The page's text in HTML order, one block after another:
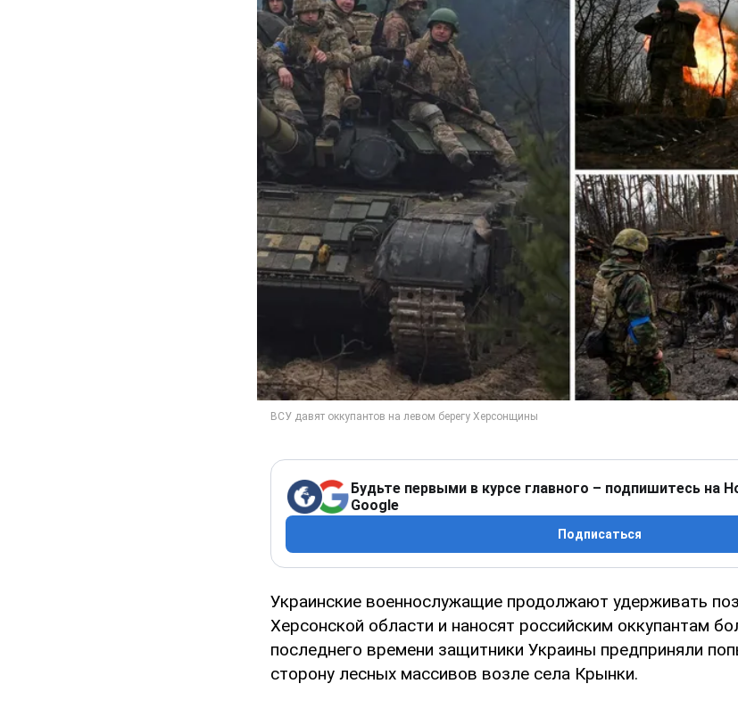
Будьте первыми в курсе главного – подпишитесь на
Google
Подписаться
Украинские военнослужащие продолжают удерживать
Херсонской области и наносят российским оккупантам
последнего времени защитники Украины предприняли
сторону лесных массивов возле села Крынки.